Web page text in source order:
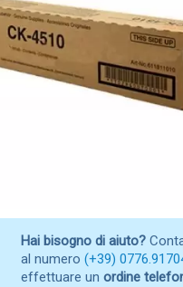
Hai bisogno di aiuto?
al numero (+39)
effettuare un ordine